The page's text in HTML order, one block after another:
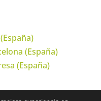
(España)
(España)